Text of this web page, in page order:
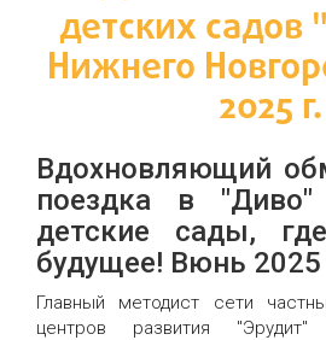
детских
Нижнего
2025 г.
Вдохновляющий
поездка в
детские сады,
будущее! Bюнь 2025
Главный методист сети
центров развития